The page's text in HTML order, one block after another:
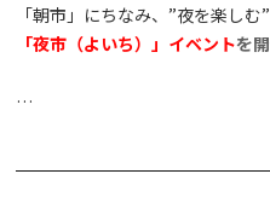
「朝市」にちなみ、”夜を楽しむ”
「夜市（よいち）」イベントを